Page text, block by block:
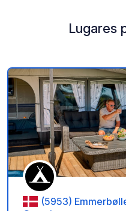
Lugares
(5953)